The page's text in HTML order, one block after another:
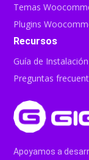
Temas
Plugins
Recursos
Guía de Instalación
Preguntas
Apoyamos a